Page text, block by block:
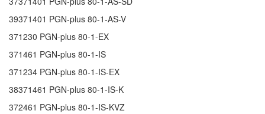
39371401 PGN-plus 80-1-AS-V
371230 PGN-plus 80-1-EX
371461 PGN-plus 80-1-IS
371234 PGN-plus 80-1-IS-EX
38371461 PGN-plus 80-1-IS-K
372461 PGN-plus 80-1-IS-KVZ